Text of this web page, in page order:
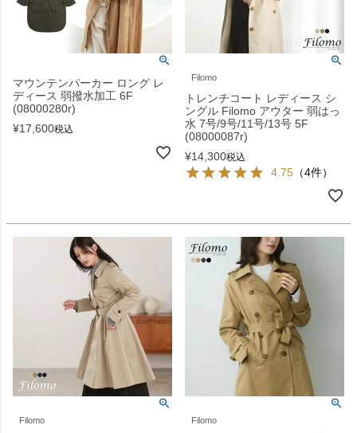
マウンテンパーカー ロング レ
ディース 弱撥水加工 6F
(08000280r)
¥17,600税込
Filomo
トレンチコート レディース シ
ングル Filomo アウター 弱はっ
水 7号/9号/11号/13号 5F
(08000087r)
¥14,300税込
4.75 （4件）
Filomo Filomo